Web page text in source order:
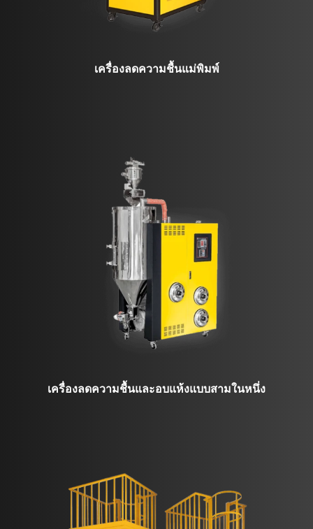
เครื่องลดความชื้นแม่พิมพ์
เครื่องลดความชื้นและอบแห้งแบบสามในหนึ่ง